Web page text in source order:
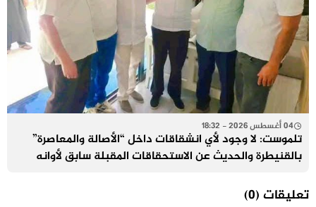
04 أغسطس 2026 - 18:32
تلموست: لا وجود لأي انشقاقات داخل “الأصالة والمعاصرة”
بالقنيطرة والحديث عن الاستحقاقات المقبلة سابق لأوانه
تعليقات (0)